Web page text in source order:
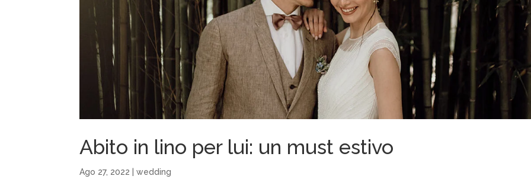
Abito in lino per lui: un must estivo
Ago 27, 2022 |wedding